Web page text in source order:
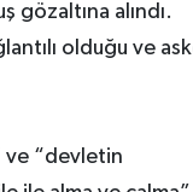
gözaltına alındı.
olduğu ve
ve “devletin